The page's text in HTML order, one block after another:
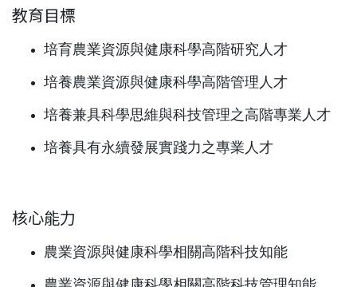
教育目標
培育農業資源與健康科學高階研究人才
培養農業資源與健康科學高階管理人才
培養兼具科學思維與科技管理之高階專業人才
培養具有永續發展實踐力之專業人才
核心能力
農業資源與健康科學相關高階科技知能